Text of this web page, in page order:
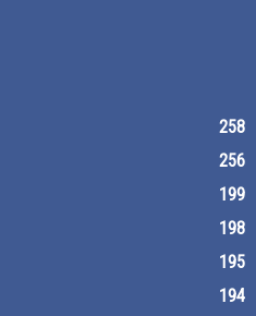
258
256
199
198
195
194